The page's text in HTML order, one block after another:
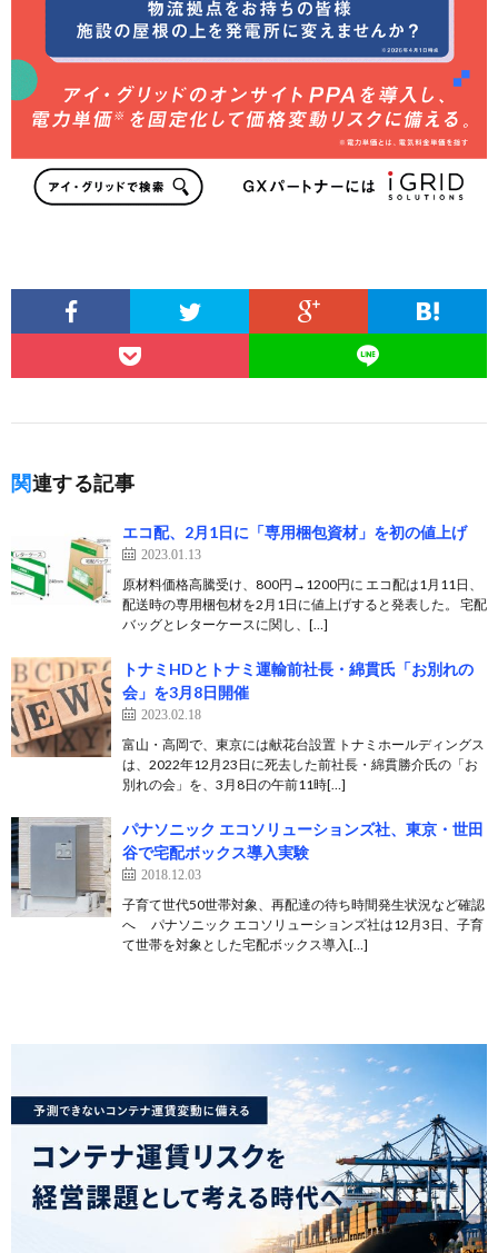
関連する記事
エコ配、2月1日に「専用梱包資材」を初の値上げ
2023.01.13
原材料価格高騰受け、800円→1200円に エコ配は1月11日、
配送時の専用梱包材を2月1日に値上げすると発表した。 宅配
バッグとレターケースに関し、[…]
トナミHDとトナミ運輸前社長・綿貫氏「お別れの
会」を3月8日開催
2023.02.18
富山・高岡で、東京には献花台設置 トナミホールディングス
は、2022年12月23日に死去した前社長・綿貫勝介氏の「お
別れの会」を、3月8日の午前11時[…]
パナソニック エコソリューションズ社、東京・世田
谷で宅配ボックス導入実験
2018.12.03
子育て世代50世帯対象、再配達の待ち時間発生状況など確認
へ パナソニック エコソリューションズ社は12月3日、子育
て世帯を対象とした宅配ボックス導入[…]